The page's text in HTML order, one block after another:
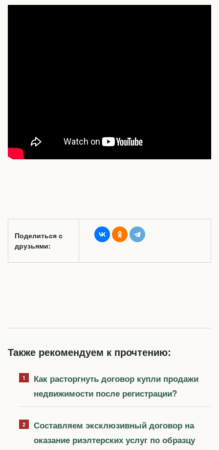
Поделиться с
друзьями:
Также рекомендуем к прочтению:
Как расторгнуть договор купли продажи
недвижимости после регистрации?
Составляем эксклюзивный договор на
оказание риэлтерских услуг по образцу